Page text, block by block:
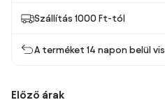
Szállítás 1000 Ft-tól
A terméket 14 napon belül
Előző árak